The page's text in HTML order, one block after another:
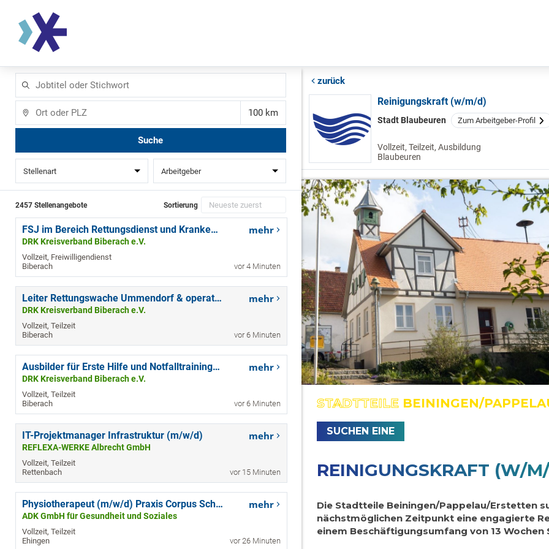
oder
Stichwort
Entfernung
Suche
Stellenart Arbeitgeber
2457 Stellenangebote Sortierung
FSJ im Bereich Rettungsdienst und Krankentransport (m/w/d)
DRK Kreisverband Biberach e.V.
Vollzeit, Freiwilligendienst
Biberach
mehr
vor 4 Minuten
Leiter Rettungswache Ummendorf & operative Leitung Rettungswache Biberach (m/w/d)
DRK Kreisverband Biberach e.V.
Vollzeit, Teilzeit
Biberach
mehr
vor 6 Minuten
Ausbilder für Erste Hilfe und Notfalltrainings (m/w/d)
DRK Kreisverband Biberach e.V.
Vollzeit, Teilzeit
Biberach
mehr
vor 6 Minuten
IT-Projektmanager Infrastruktur (m/w/d)
REFLEXA-WERKE Albrecht GmbH
Vollzeit, Teilzeit
Rettenbach
mehr
vor 15 Minuten
Physiotherapeut (m/w/d) Praxis Corpus Schelklingen
ADK GmbH für Gesundheit und Soziales
Vollzeit, Teilzeit
Ehingen
mehr
vor 26 Minuten
zurück
Reinigungskraft (w/m/d)
Stadt Blaubeuren Zum Arbeitgeber-Profil
Vollzeit, Teilzeit, Ausbildung
Blaubeuren